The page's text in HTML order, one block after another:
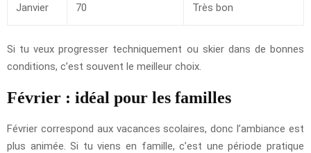
Janvier 70 Très bon
Si tu veux progresser techniquement ou skier dans de bonnes
conditions, c’est souvent le meilleur choix.
Février : idéal pour les familles
Février correspond aux vacances scolaires, donc l’ambiance est
plus animée. Si tu viens en famille, c’est une période pratique